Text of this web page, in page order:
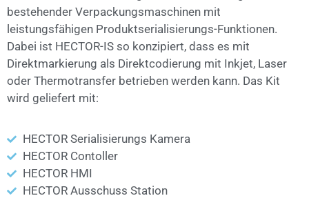
bestehender Verpackungsmaschinen mit
leistungsfähigen Produktserialisierungs-Funktionen.
Dabei ist HECTOR-IS so konzipiert, dass es mit
Direktmarkierung als Direktcodierung mit Inkjet, Laser
oder Thermotransfer betrieben werden kann. Das Kit
wird geliefert mit:
HECTOR Serialisierungs Kamera
HECTOR Contoller
HECTOR HMI
HECTOR Ausschuss Station